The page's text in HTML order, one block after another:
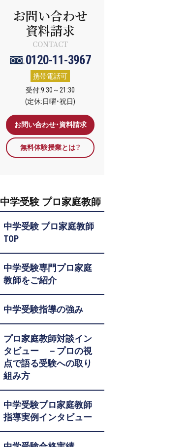
お問い合わせ
資料請求
CONTACT
0120-11-3967
携帯電話可
受付:9:30～21:30
(定休:日曜・祝日)
お問い合わせ・資料請求
無料体験授業とは？
中学受験 プロ家庭教師
中学受験 プロ家庭教師
TOP
中学受験専門プロ家庭
教師をご紹介
中学受験指導の強み
プロ家庭教師対談イン
タビュー －プロの視
点で語る受験への取り
組み方
中学受験プロ家庭教師
指導実例インタビュー